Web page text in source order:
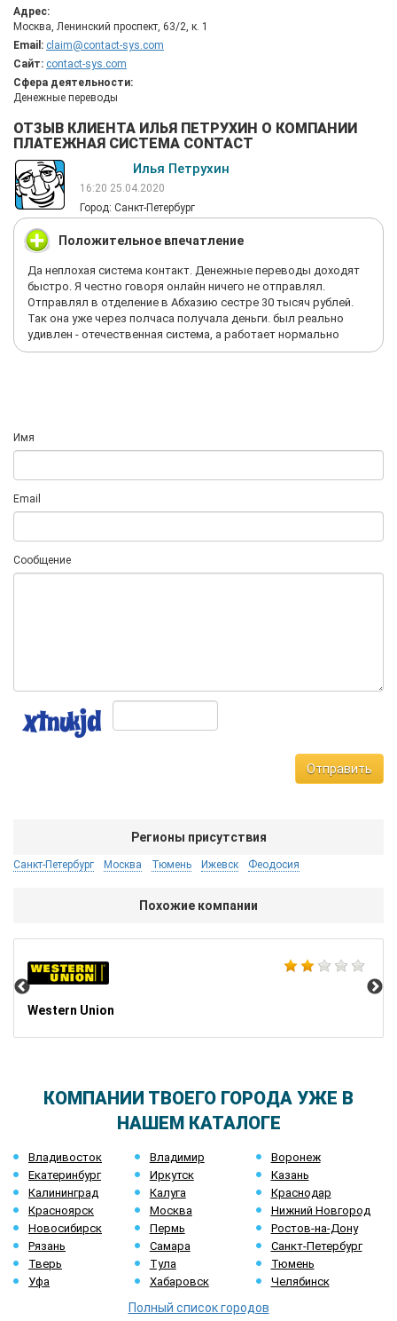
Адрес:
Москва, Ленинский проспект, 63/2, к. 1
Email: claim@contact-sys.com
Сайт: contact-sys.com
Сфера деятельности:
Денежные переводы
ОТЗЫВ КЛИЕНТА ИЛЬЯ ПЕТРУХИН О КОМПАНИИ
ПЛАТЕЖНАЯ СИСТЕМА CONTACT
Илья Петрухин
16:20 25.04.2020
Город: Санкт-Петербург
Положительное впечатление
Да неплохая система контакт. Денежные переводы доходят
быстро. Я честно говоря онлайн ничего не отправлял.
Отправлял в отделение в Абхазию сестре 30 тысяч рублей.
Так она уже через полчаса получала деньги. был реально
удивлен - отечественная система, а работает нормально
Имя
Email
Сообщение
Отправить
Регионы присутствия
Санкт-Петербург Москва Тюмень Ижевск Феодосия
Похожие компании
Western Union
КОМПАНИИ ТВОЕГО ГОРОДА УЖЕ В
НАШЕМ КАТАЛОГЕ
Владивосток Владимир
Воронеж
Екатеринбург
Иркутск
Казань
Калининград
Калуга
Краснодар
Красноярск
Москва
Нижний Новгород
Новосибирск
Пермь
Ростов-на-Дону
Рязань
Самара
Санкт-Петербург
Тверь
Тула
Тюмень
Уфа
Хабаровск Челябинск
Полный список городов